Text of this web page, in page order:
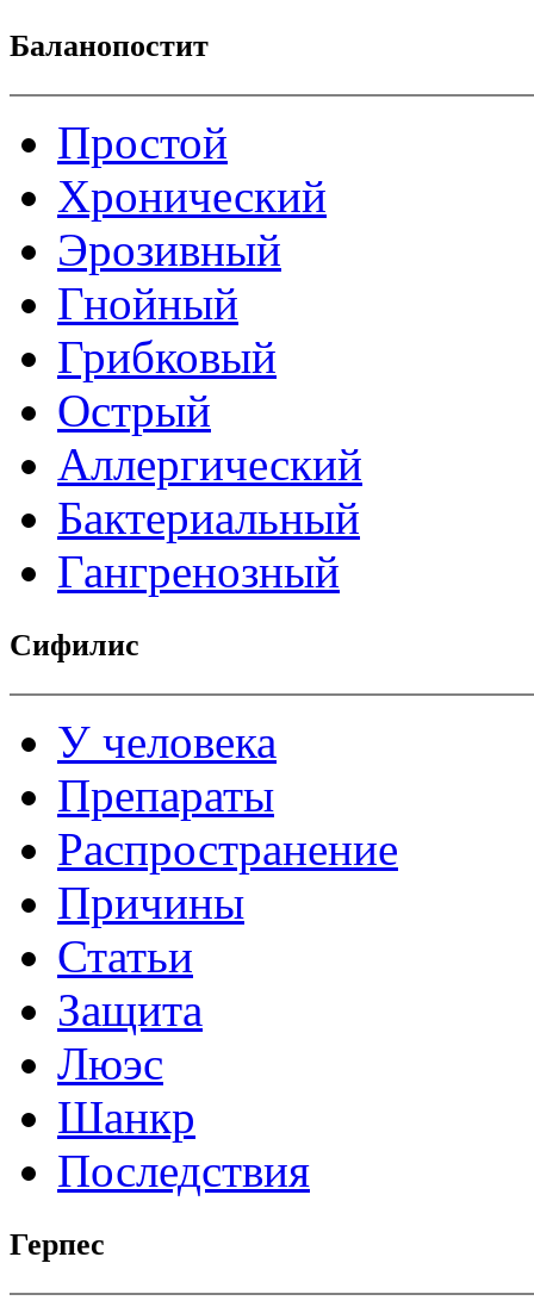
Баланопостит
Простой
Хронический
Эрозивный
Гнойный
Грибковый
Острый
Аллергический
Бактериальный
Гангренозный
Сифилис
У человека
Препараты
Распространение
Причины
Статьи
Защита
Люэс
Шанкр
Последствия
Герпес